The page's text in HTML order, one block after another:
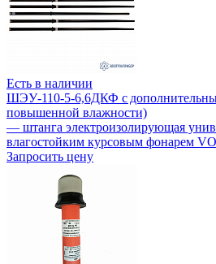
Есть в наличии
ШЭУ-110-5-6,6ДКФ с
повышенной влажности)
— штанга электроизолирующая
влагостойким курсовым фонарем
Запросить цену